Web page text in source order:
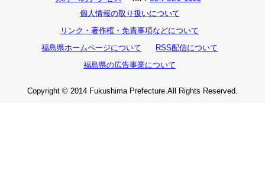
個人情報の取り扱いについて
リンク・著作権・免責事項などについて
福島県ホームページについて
RSS配信について
福島県の広告事業について
Copyright © 2014 Fukushima Prefecture.All Rights Reserved.